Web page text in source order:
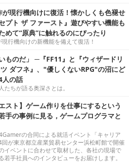
が現行機向けに復活！懐かしくも色褪せ
プト ザ ファースト』遊びやすい機能も
めて“原典”に触れるのにぴったり
行機向けの新機能を備えて復活！
ものだ」 ─『FF11』と『ウィザードリ
ダフネ』、"優しくないRPG"の沼にど
人の話
たちが語る奥深さとは。
スト】ゲーム作りを仕事にするという
手の事例に見る，ゲームプログラマと
の合同による就活イベント「キャリア
が東京都立産業貿易センター浜松町館で開催
イベントに合わせて取材した、各社の現場で
若手社員へのインタビューをお届けします。